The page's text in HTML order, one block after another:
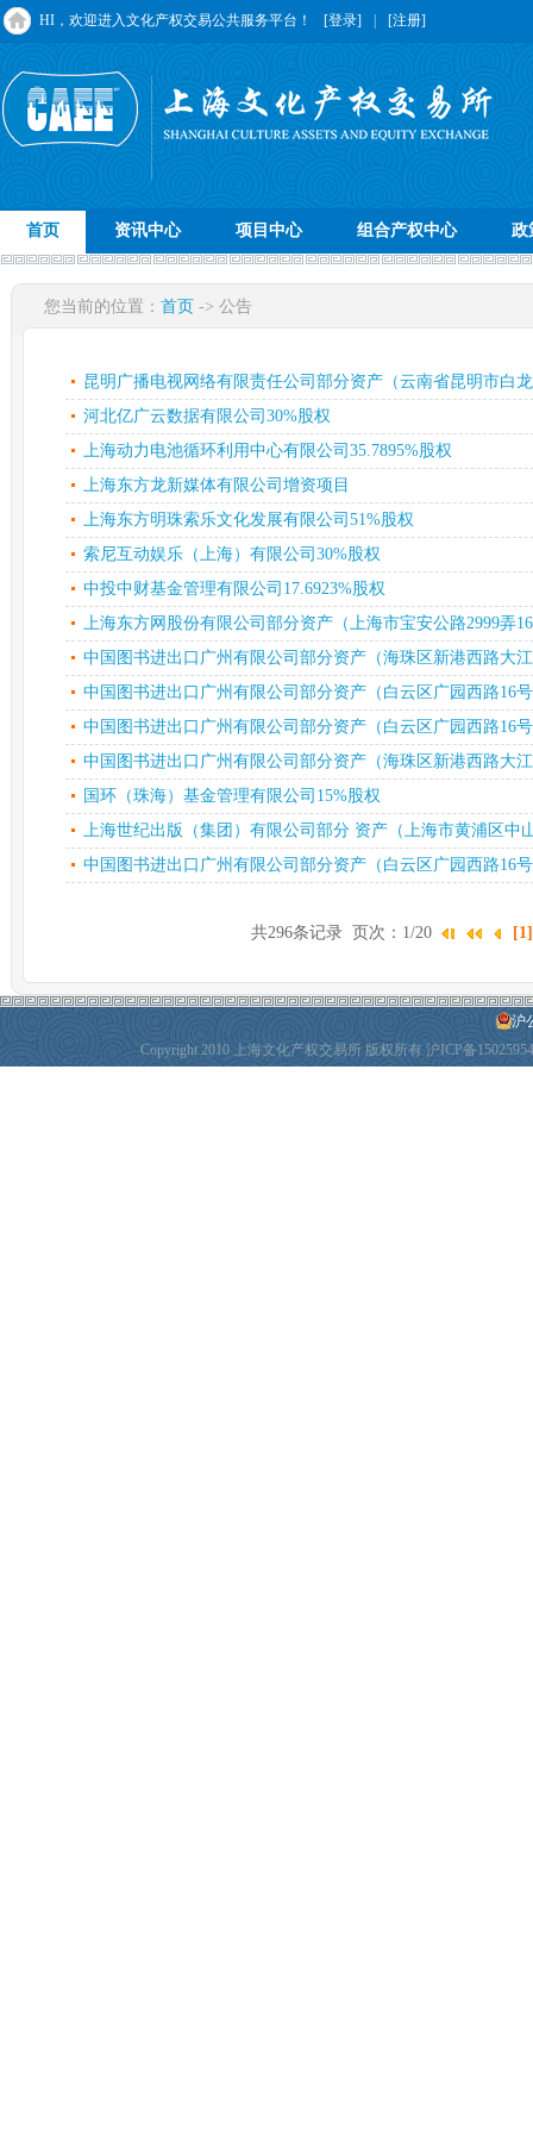
HI，欢迎进入文化产权交易公共服务平台！ [登录] [注册]
首页 资讯中心 项目中心 组合产权中心 政
您当前的位置： 首页 -> 公告
昆明广播电视网络有限责任公司部分资产（云南省昆明市白
河北亿广云数据有限公司30%股权
上海动力电池循环利用中心有限公司35.7895%股权
上海东方龙新媒体有限公司增资项目
上海东方明珠索乐文化发展有限公司51%股权
索尼互动娱乐（上海）有限公司30%股权
中投中财基金管理有限公司17.6923%股权
上海东方网股份有限公司部分资产（上海市宝安公路2999弄
中国图书进出口广州有限公司部分资产（海珠区新港西路大
中国图书进出口广州有限公司部分资产（白云区广园西路16
中国图书进出口广州有限公司部分资产（白云区广园西路16
中国图书进出口广州有限公司部分资产（海珠区新港西路大
国环（珠海）基金管理有限公司15%股权
上海世纪出版（集团）有限公司部分 资产（上海市黄浦区中
中国图书进出口广州有限公司部分资产（白云区广园西路16
共296条记录 页次：1/20 [1]
沪
Copyright 2010 上海文化产权交易所 版权所有沪ICP备